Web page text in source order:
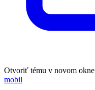
Otvoriť tému v novom okne
mobil